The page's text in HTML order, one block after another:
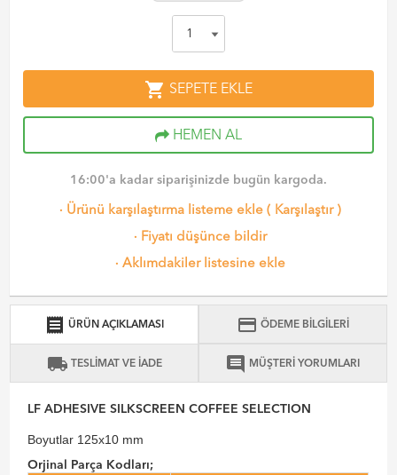
shopping_cart SEPETE EKLE
HEMEN AL
16:00'a kadar siparişinizde bugün kargoda.
· Ürünü karşılaştırma listeme ekle ( Karşılaştır)
· Fiyatı düşünce bildir
· Aklımdakiler listesine ekle
receipt ÜRÜN AÇIKLAMASI credit_card ÖDEME BİLGİLERİ
local_shipping TESLİMAT VE İADE comment MÜŞTERİ YORUMLARI
LF ADHESIVE SILKSCREEN COFFEE SELECTION
Boyutlar 125x10 mm
Orjinal Parça Kodları;